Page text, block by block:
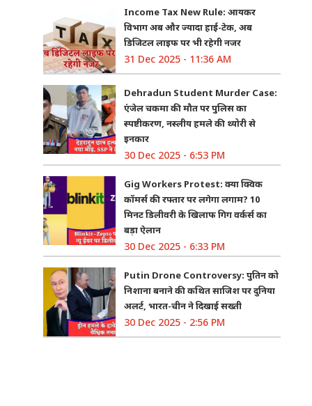
Income Tax New Rule: आयकर
विभाग अब और ज्यादा हाई-टेक, अब
डिजिटल लाइफ पर भी रहेगी नजर
31 Dec 2025 - 11:36 AM
Dehradun Student Murder Case:
एंजेल चकमा की मौत पर पुलिस का
स्पष्टीकरण, नस्लीय हमले की थ्योरी से
इनकार
30 Dec 2025 - 6:53 PM
Gig Workers Protest: क्या क्विक
कॉमर्स की रफ्तार पर लगेगा लगाम? 10
मिनट डिलीवरी के खिलाफ गिग वर्कर्स का
बड़ा ऐलान
30 Dec 2025 - 6:33 PM
Putin Drone Controversy: पुतिन को
निशाना बनाने की कथित साजिश पर दुनिया
अलर्ट, भारत-चीन ने दिखाई सख्ती
30 Dec 2025 - 2:56 PM